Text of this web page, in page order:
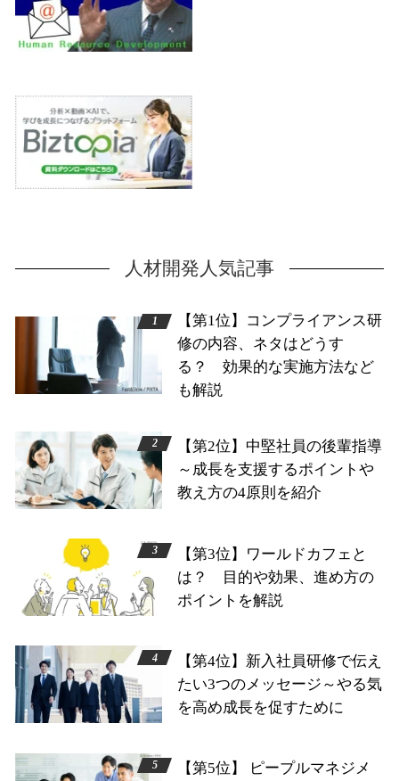
人材開発人気記事
【第1位】コンプライアンス研
修の内容、ネタはどうす
る？ 効果的な実施方法など
も解説
【第2位】中堅社員の後輩指導
～成長を支援するポイントや
教え方の4原則を紹介
【第3位】ワールドカフェと
は？ 目的や効果、進め方の
ポイントを解説
【第4位】新入社員研修で伝え
たい3つのメッセージ～やる気
を高め成長を促すために
【第5位】 ピープルマネジメ